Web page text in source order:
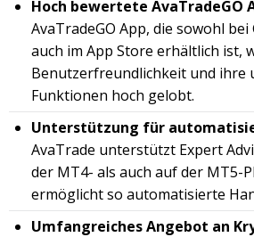
Hoch bewertete AvaTradeGO
AvaTradeGO App, die sowohl bei
auch im App Store erhältlich ist,
Benutzerfreundlichkeit und ihre
Funktionen hoch gelobt.
Unterstützung für
AvaTrade unterstützt Expert
der MT4- als auch auf der MT5-
ermöglicht so automatisierte
Umfangreiches Angebot an